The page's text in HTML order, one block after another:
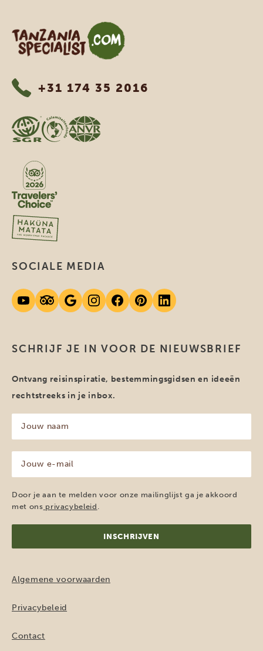
Tanzania Specialist
+31 174 35 2016
SCHRIJF JE IN VOOR DE NIEUWSBRIEF
Ontvang reisinspiratie, bestemmingsgidsen en ideeën
rechtstreeks in je inbox.
naam
(Vereist)
mailadres
(Vereist)
Door je aan te melden voor onze mailinglijst ga je akkoord
met ons privacybeleid
SOCIALE MEDIA
Algemene voorwaarden
Privacybeleid
Contact